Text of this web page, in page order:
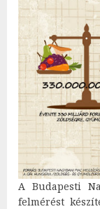
A Budapesti
felmérést